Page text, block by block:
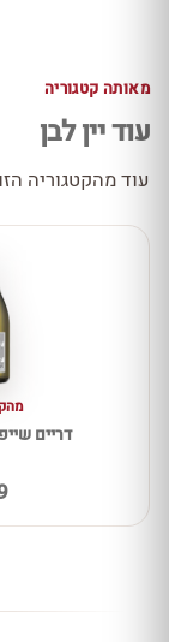
מאותה קטגוריה
עוד יין לבן
עוד מהקטגוריה
דריים